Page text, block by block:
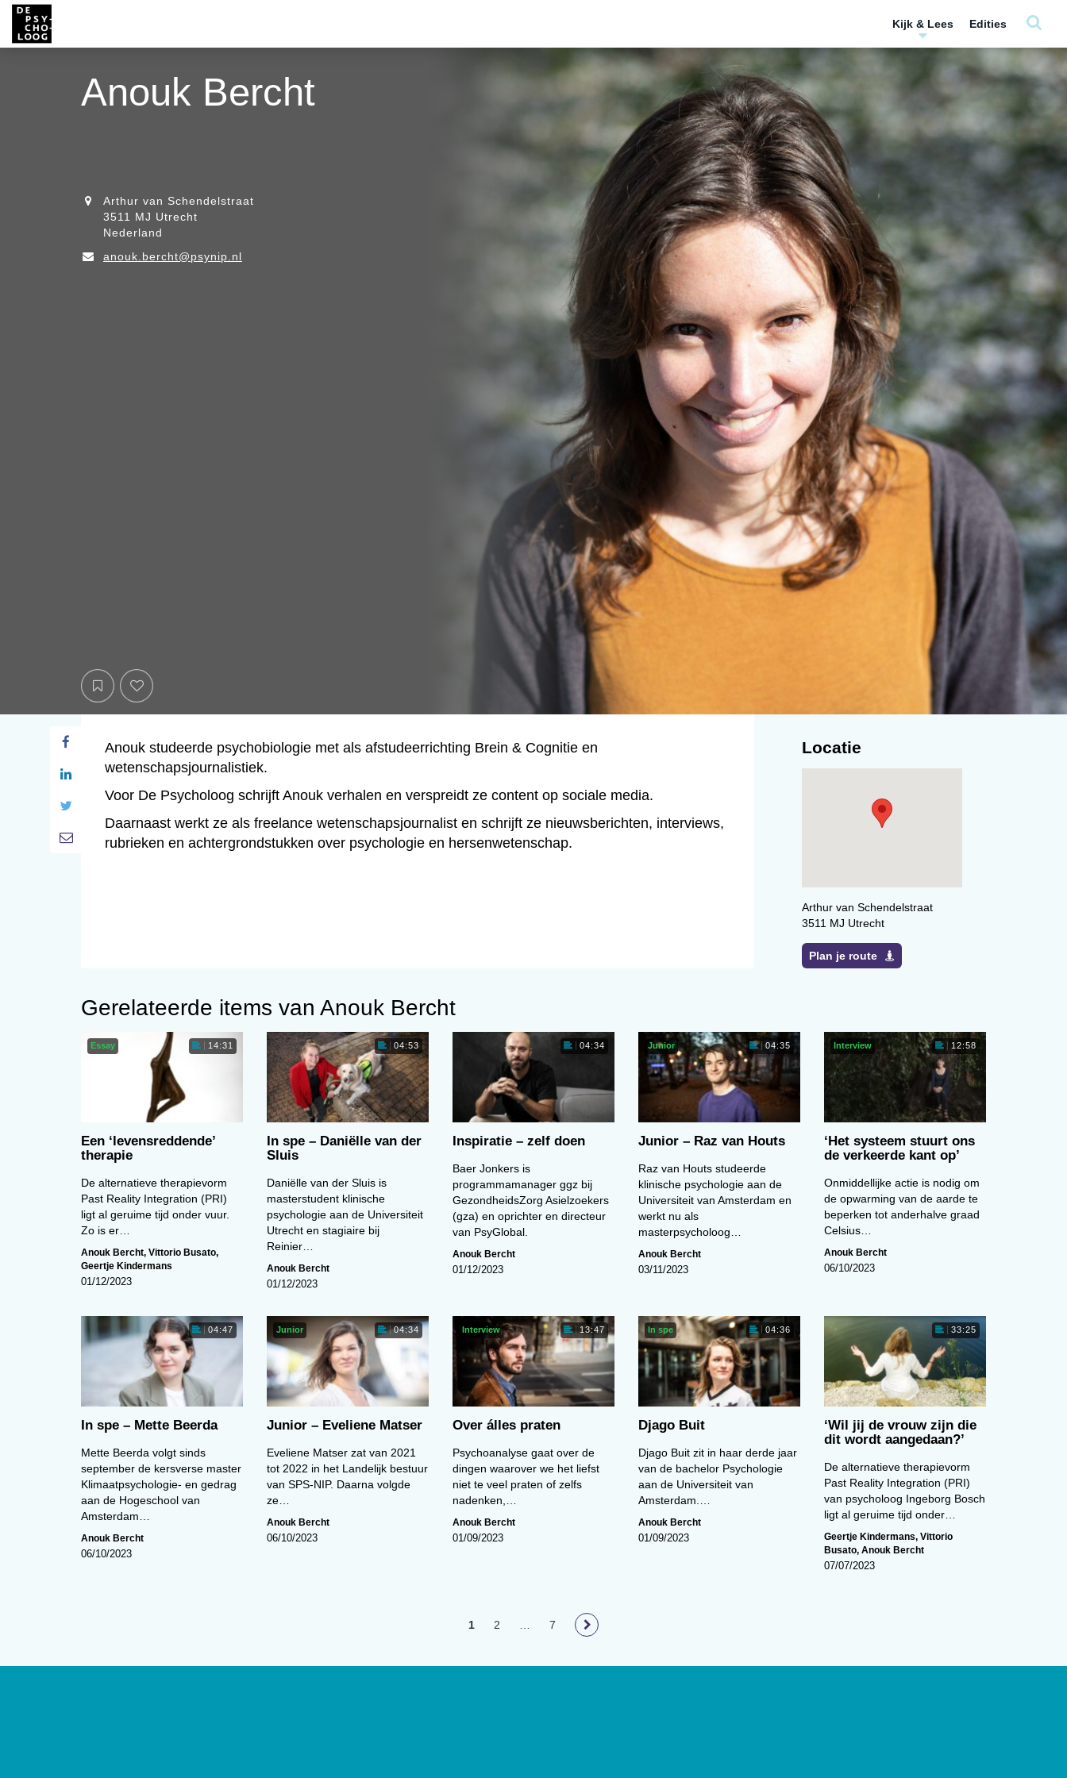
Kijk & Lees Edities
Anouk Bercht
Arthur van Schendelstraat
3511 MJ Utrecht
Nederland
anouk.bercht@psynip.nl
Anouk studeerde psychobiologie met als afstudeerrichting Brein & Cognitie en
wetenschapsjournalistiek.
Voor De Psycholoog schrijft Anouk verhalen en verspreidt ze content op sociale media.
Daarnaast werkt ze als freelance wetenschapsjournalist en schrijft ze nieuwsberichten, interviews,
rubrieken en achtergrondstukken over psychologie en hersenwetenschap.
Locatie
Arthur van Schendelstraat
3511 MJ Utrecht
Plan je route
Gerelateerde items van Anouk Bercht
Essay 14:31
Een ‘levens­reddende’
therapie
De alternatieve therapievorm
Past Reality Integration (PRI)
ligt al geruime tijd onder vuur.
Zo is er…
Anouk Bercht, Vittorio Busato,
Geertje Kindermans
01/12/2023
04:53
In spe – Daniëlle van der
Sluis
Daniëlle van der Sluis is
masterstudent klinische
psychologie aan de Universiteit
Utrecht en stagiaire bij
Reinier…
Anouk Bercht
01/12/2023
04:34
Inspiratie – zelf doen
Baer Jonkers is
programmamanager ggz bij
GezondheidsZorg Asielzoekers
(gza) en oprichter en directeur
van PsyGlobal.
Anouk Bercht
01/12/2023
Junior 04:35
Junior – Raz van Houts
Raz van Houts studeerde
klinische psychologie aan de
Universiteit van Amsterdam en
werkt nu als
masterpsycholoog…
Anouk Bercht
03/11/2023
Interview 12:58
‘Het systeem stuurt ons
de verkeerde kant op’
Onmiddellijke actie is nodig om
de opwarming van de aarde te
beperken tot anderhalve graad
Celsius…
Anouk Bercht
06/10/2023
04:47
In spe – Mette Beerda
Mette Beerda volgt sinds
september de kersverse master
Klimaatpsychologie- en gedrag
aan de Hogeschool van
Amsterdam…
Anouk Bercht
06/10/2023
Junior 04:34
Junior – Eveliene Matser
Eveliene Matser zat van 2021
tot 2022 in het Landelijk bestuur
van SPS-NIP. Daarna volgde
ze…
Anouk Bercht
06/10/2023
Interview 13:47
Over álles praten
Psychoanalyse gaat over de
dingen waarover we het liefst
niet te veel praten of zelfs
nadenken,…
Anouk Bercht
01/09/2023
In spe 04:36
Djago Buit
Djago Buit zit in haar derde jaar
van de bachelor Psychologie
aan de Universiteit van
Amsterdam.…
Anouk Bercht
01/09/2023
33:25
‘Wil jij de vrouw zijn die
dit wordt aangedaan?’
De alternatieve therapievorm
Past Reality Integration (PRI)
van psycholoog Ingeborg Bosch
ligt al geruime tijd onder…
Geertje Kindermans, Vittorio
Busato, Anouk Bercht
07/07/2023
1 2 … 7